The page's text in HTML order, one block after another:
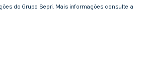
do Grupo Sepri. Mais informações consulte a